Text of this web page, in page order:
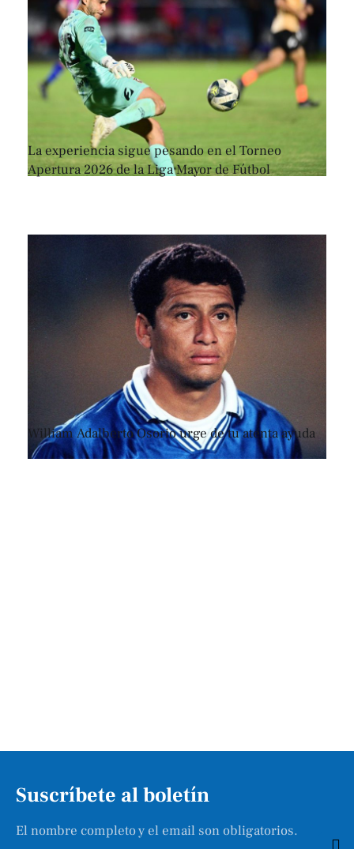
La experiencia sigue pesando en el Torneo
Apertura 2026 de la Liga Mayor de Fútbol
William Adalberto Osorio urge de tu atenta ayuda
Suscríbete al boletín
El nombre completo y el email son obligatorios.